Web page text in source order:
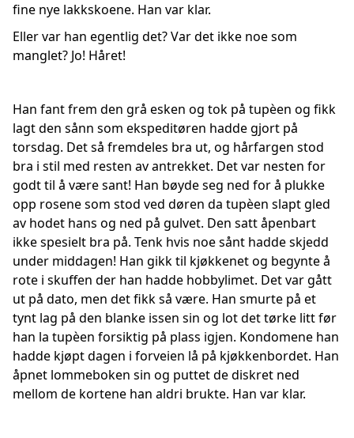
fine nye lakkskoene. Han var klar.
Eller var han egentlig det? Var det ikke noe som
manglet? Jo! Håret!
Han fant frem den grå esken og tok på tupèen og fikk
lagt den sånn som ekspeditøren hadde gjort på
torsdag. Det så fremdeles bra ut, og hårfargen stod
bra i stil med resten av antrekket. Det var nesten for
godt til å være sant! Han bøyde seg ned for å plukke
opp rosene som stod ved døren da tupèen slapt gled
av hodet hans og ned på gulvet. Den satt åpenbart
ikke spesielt bra på. Tenk hvis noe sånt hadde skjedd
under middagen! Han gikk til kjøkkenet og begynte å
rote i skuffen der han hadde hobbylimet. Det var gått
ut på dato, men det fikk så være. Han smurte på et
tynt lag på den blanke issen sin og lot det tørke litt før
han la tupèen forsiktig på plass igjen. Kondomene han
hadde kjøpt dagen i forveien lå på kjøkkenbordet. Han
åpnet lommeboken sin og puttet de diskret ned
mellom de kortene han aldri brukte. Han var klar.